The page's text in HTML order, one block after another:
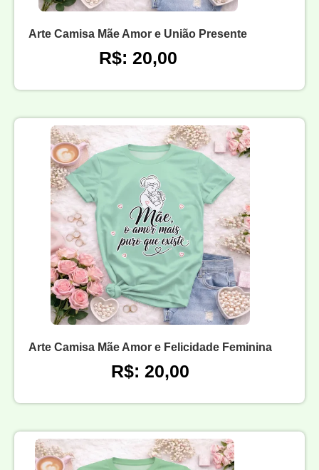
Arte Camisa Mãe Amor e União Presente
R$: 20,00
Arte Camisa Mãe Amor e Felicidade Feminina
R$: 20,00